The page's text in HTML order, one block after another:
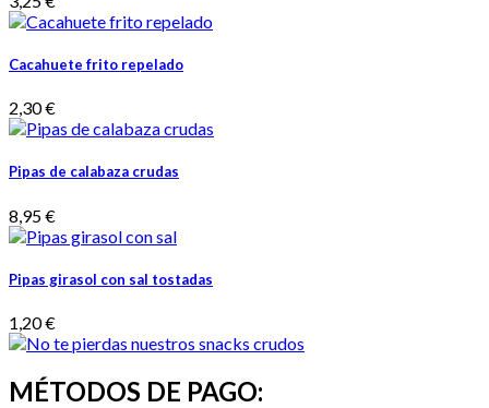
Cacahuete frito repelado
2,30 €
Pipas de calabaza crudas
8,95 €
Pipas girasol con sal tostadas
1,20 €
MÉTODOS DE PAGO: